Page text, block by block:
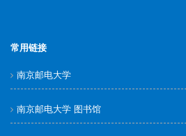
常用链接
南京邮电大学
南京邮电大学 图书馆